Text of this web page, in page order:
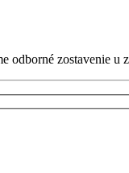
odborné zostavenie